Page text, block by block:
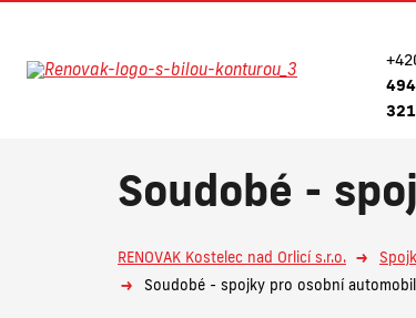
321
Soudobé -
RENOVAK Kostelec nad Orlicí s.r.o.
Soudobé - spojky pro osobní